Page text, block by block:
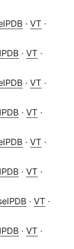
· VT ·
· VT ·
· VT ·
· VT ·
· VT ·
· VT ·
· VT ·
· VT ·